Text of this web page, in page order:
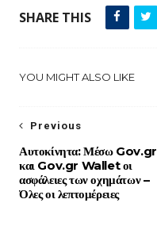
SHARE THIS
YOU MIGHT ALSO LIKE
Previous
Αυτοκίνητα: Μέσω Gov.gr
και Gov.gr Wallet οι
ασφάλειες των οχημάτων –
Όλες οι λεπτομέρειες